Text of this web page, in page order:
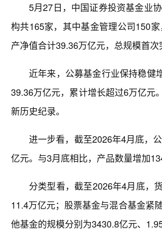
5月27日，中国证券投资基金业
构共165家，其中基金管理公司150
产净值合计39.36万亿元，总规模首次
近年来，公募基金行业保持稳健
39.36万亿元，累计增长超过6万亿元
新历史纪录。
进一步看，截至2026年4月底，
亿元。与3月底相比，产品数量增加
分类型看，截至2026年4月底，
11.4万亿元；股票基金与混合基金紧
他基金的规模分别为3430.8亿元、